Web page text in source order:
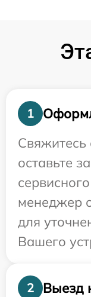
1
оставьте
менеджер
для
Вашего
2
Выезд